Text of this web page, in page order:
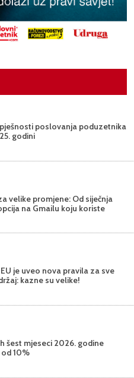
poslovanja poduzetnika
godini
velike promjene: Od siječnja
na Gmailu koju koriste
je uveo nova pravila za sve
kazne su velike!
šest mjeseci 2026. godine
10%